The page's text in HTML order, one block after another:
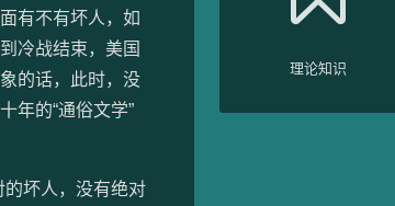
有不有坏人，如
冷战结束，美国
的话，此时，没
年的“通俗文学”
的坏人，没有绝对
理论知识